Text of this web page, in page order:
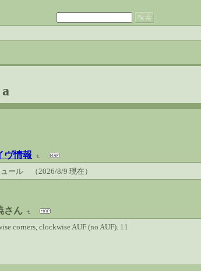
ヴ情報
ール （2026/8/9 現在）
さん
corners, clockwise AUF (no AUF). 11